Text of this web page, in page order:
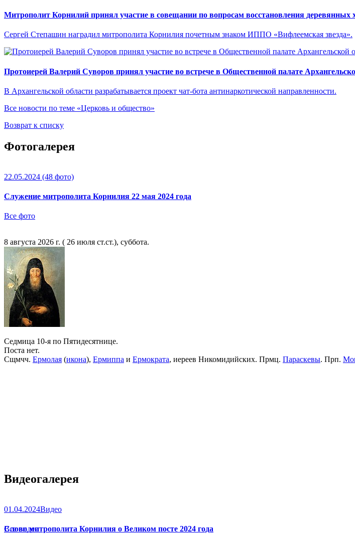
Митрополит Корнилий принял участие в совещании по вопросам восстановления деревянных
Сергей Степашин наградил митрополита Корнилия почетным знаком ИППО «Вифлеемская звезда».
Протоиерей Валерий Суворов принял участие во встрече в Общественной палате
В Архангельской области разрабатывается проект чат-бота антинаркотической направленности.
Все новости по теме «Церковь и общество»
Возврат к списку
Фотогалерея
22.05.2024 (48 фото)
Служение митрополита Корнилия 22 мая 2024 года
Все фото
8 августа 2026 г. ( 26 июля ст.ст.), суббота.
Седмица 10-я по Пятидесятнице.
Поста нет.
Сщмчч. Ермолая (икона), Ермиппа и Ермократа, иереев Никомидийских. Прмц. Параскевы. Прп.
Видеогалерея
01.04.2024Видео
Слово митрополита Корнилия о Великом посте 2024 года
Все видео